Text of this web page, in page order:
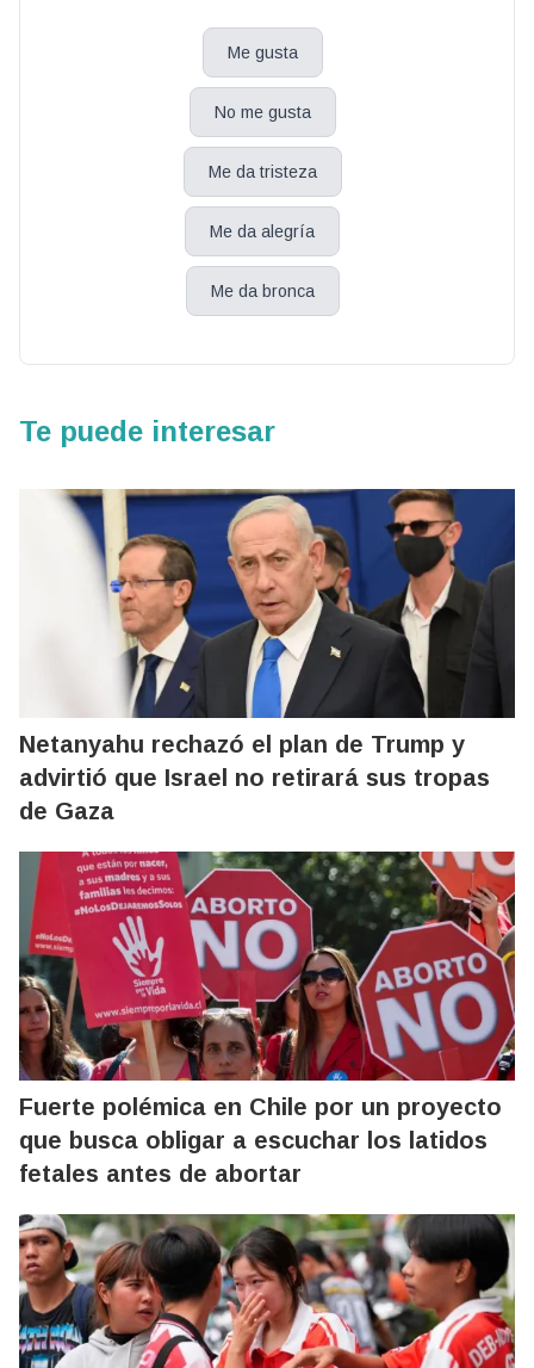
Me gusta
No me gusta
Me da tristeza
Me da alegría
Me da bronca
Te puede interesar
Netanyahu rechazó el plan de Trump y
advirtió que Israel no retirará sus tropas
de Gaza
Fuerte polémica en Chile por un proyecto
que busca obligar a escuchar los latidos
fetales antes de abortar